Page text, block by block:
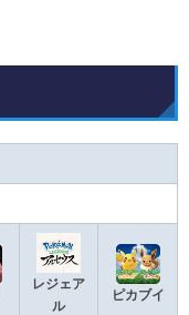
レジェア
ル
ピカブイ